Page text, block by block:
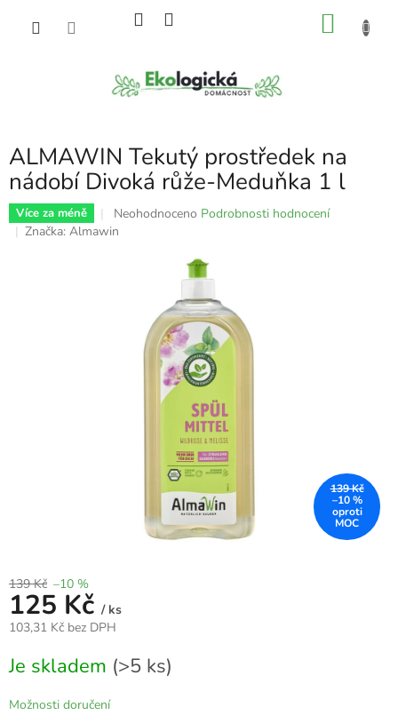
ALMAWIN Tekutý prostředek na
nádobí Divoká růže-Meduňka 1 l
Více za méně
Průměrné
hodnocení
hvězdiček.
Neohodnoceno Podrobnosti hodnocení
Značka: Almawin
139 Kč
–10 %
139 Kč –10 %
125 Kč / ks
103,31 Kč bez DPH
cena:
Je skladem (>5 ks)
Možnosti doručení